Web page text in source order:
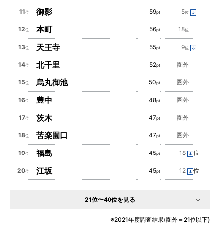
11位 御影 59pt 5位
12位 本町 56pt 18位
13位 天王寺 55pt 9位
14位 北千里 52pt 圏外
15位 烏丸御池 50pt 圏外
16位 豊中 48pt 圏外
17位 茨木 47pt 圏外
18位 苦楽園口 47pt 圏外
19位 福島 45pt 18 位
20位 江坂 45pt 12 位
21位〜40位を見る
2021年度調査結果(圏外＝21位以下)